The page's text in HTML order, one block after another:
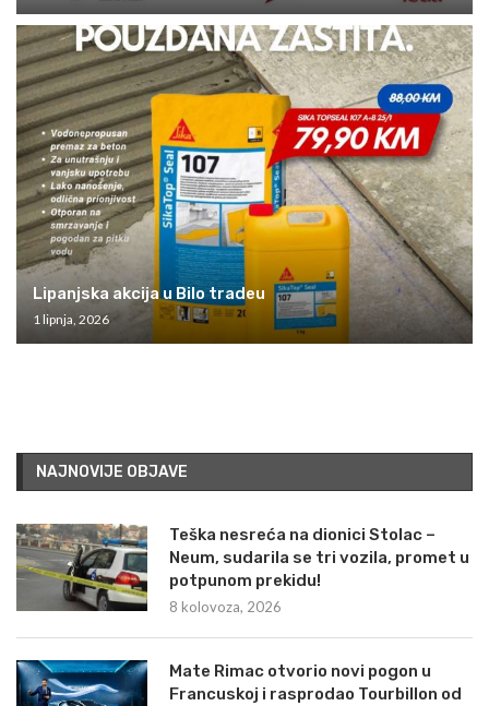
Lipanjska akcija u Bilo tradeu
1 lipnja, 2026
NAJNOVIJE OBJAVE
Teška nesreća na dionici Stolac –
Neum, sudarila se tri vozila, promet u
potpunom prekidu!
8 kolovoza, 2026
Mate Rimac otvorio novi pogon u
Francuskoj i rasprodao Tourbillon od